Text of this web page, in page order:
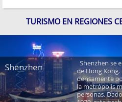
TURISMO EN REGIONES
Shenzhen
Shenzhen se
de Hong Kong.
densamente
la metrópolis
personas.